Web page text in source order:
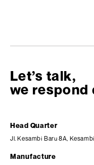
Let’s talk,
we respond
Head Quarter
Jl. Kesambi Baru 8A,
Manufacture